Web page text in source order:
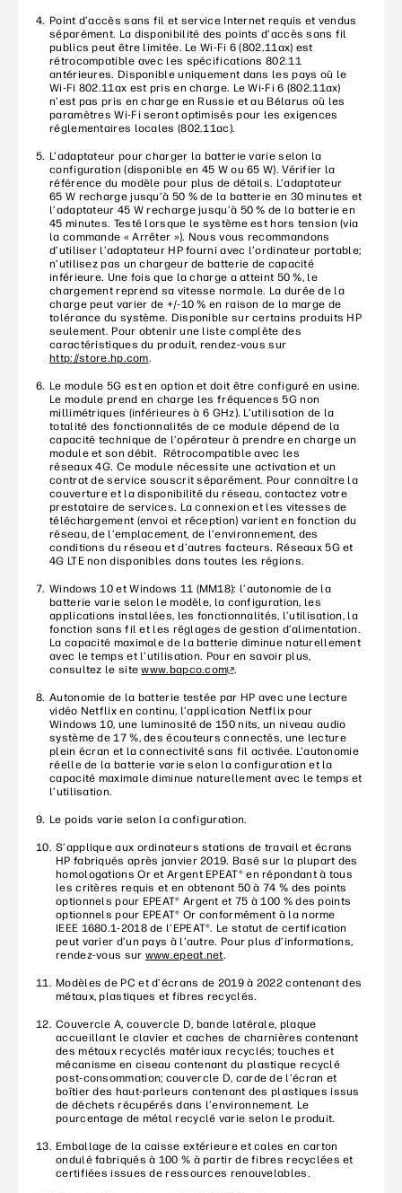
Point d’accès sans fil et service Internet requis et vendus
séparément. La disponibilité des points d’accès sans fil
publics peut être limitée. Le Wi-Fi 6 (802.11ax) est
rétrocompatible avec les spécifications 802.11
antérieures. Disponible uniquement dans les pays où le
Wi-Fi 802.11ax est pris en charge. Le Wi-Fi 6 (802.11ax)
n’est pas pris en charge en Russie et au Bélarus où les
paramètres Wi-Fi seront optimisés pour les exigences
réglementaires locales (802.11ac).
L’adaptateur pour charger la batterie varie selon la
configuration (disponible en 45 W ou 65 W). Vérifier la
référence du modèle pour plus de détails. L’adaptateur
65 W recharge jusqu’à 50 % de la batterie en 30 minutes et
l’adaptateur 45 W recharge jusqu’à 50 % de la batterie en
45 minutes. Testé lorsque le système est hors tension (via
la commande « Arrêter »). Nous vous recommandons
d’utiliser l’adaptateur HP fourni avec l’ordinateur portable;
n’utilisez pas un chargeur de batterie de capacité
inférieure. Une fois que la charge a atteint 50 %, le
chargement reprend sa vitesse normale. La durée de la
charge peut varier de +/-10 % en raison de la marge de
tolérance du système. Disponible sur certains produits HP
seulement. Pour obtenir une liste complète des
caractéristiques du produit, rendez-vous sur
http://store.hp.com.
Le module 5G est en option et doit être configuré en usine.
Le module prend en charge les fréquences 5G non
millimétriques (inférieures à 6 GHz). L’utilisation de la
totalité des fonctionnalités de ce module dépend de la
capacité technique de l’opérateur à prendre en charge un
module et son débit. Rétrocompatible avec les
réseaux 4G. Ce module nécessite une activation et un
contrat de service souscrit séparément. Pour connaître la
couverture et la disponibilité du réseau, contactez votre
prestataire de services. La connexion et les vitesses de
téléchargement (envoi et réception) varient en fonction du
réseau, de l’emplacement, de l’environnement, des
conditions du réseau et d’autres facteurs. Réseaux 5G et
4G LTE non disponibles dans toutes les régions.
Windows 10 et Windows 11 (MM18): l’autonomie de la
batterie varie selon le modèle, la configuration, les
applications installées, les fonctionnalités, l’utilisation, la
fonction sans fil et les réglages de gestion d’alimentation.
La capacité maximale de la batterie diminue naturellement
avec le temps et l’utilisation. Pour en savoir plus,
consultez le sitewww.bapco.com .
Autonomie de la batterie testée par HP avec une lecture
vidéo Netflix en continu, l’application Netflix pour
Windows 10, une luminosité de 150 nits, un niveau audio
système de 17 %, des écouteurs connectés, une lecture
plein écran et la connectivité sans fil activée. L’autonomie
réelle de la batterie varie selon la configuration et la
capacité maximale diminue naturellement avec le temps et
l’utilisation.
Le poids varie selon la configuration.
S’applique aux ordinateurs stations de travail et écrans
HP fabriqués après janvier 2019. Basé sur la plupart des
homologations Or et Argent EPEAT® en répondant à tous
les critères requis et en obtenant 50 à 74 % des points
optionnels pour EPEAT® Argent et 75 à 100 % des points
optionnels pour EPEAT® Or conformément à la norme
IEEE 1680.1-2018 de l’EPEAT®. Le statut de certification
peut varier d’un pays à l’autre. Pour plus d’informations,
rendez-vous sur www.epeat.net.
Modèles de PC et d’écrans de 2019 à 2022 contenant des
métaux, plastiques et fibres recyclés.
Couvercle A, couvercle D, bande latérale, plaque
accueillant le clavier et caches de charnières contenant
des métaux recyclés matériaux recyclés; touches et
mécanisme en ciseau contenant du plastique recyclé
post-consommation; couvercle D, carde de l’écran et
boîtier des haut-parleurs contenant des plastiques issus
de déchets récupérés dans l’environnement. Le
pourcentage de métal recyclé varie selon le produit.
Emballage de la caisse extérieure et cales en carton
ondulé fabriqués à 100 % à partir de fibres recyclées et
certifiées issues de ressources renouvelables.